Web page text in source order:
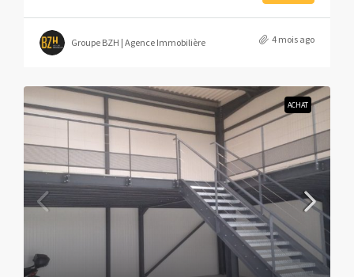
Groupe BZH | Agence Immobilière 4 mois ago
ACHAT